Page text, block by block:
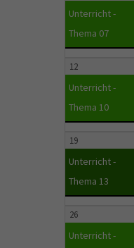
Unterricht -
Thema 07
12
Unterricht -
Thema 10
19
Unterricht -
Thema 13
26
Unterricht -